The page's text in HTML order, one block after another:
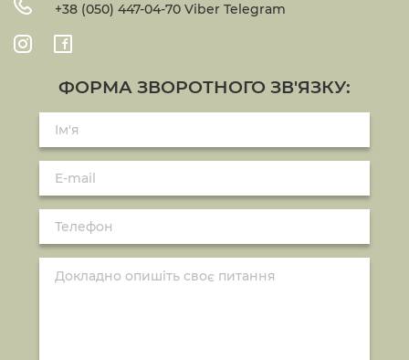
+38 (050) 447-04-70 Viber Telegram
ФОРМА ЗВОРОТНОГО ЗВ'ЯЗКУ: